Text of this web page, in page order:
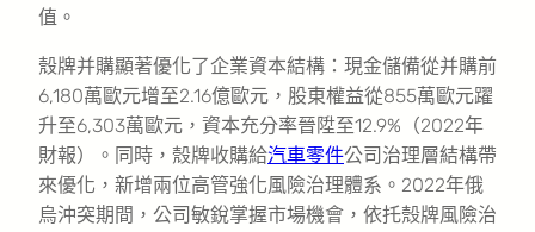
值。
殼牌并購顯著優化了企業資本結構：現金儲備從并購前
6,180萬歐元增至2.16億歐元，股東權益從855萬歐元躍
升至6,303萬歐元，資本充分率晉陞至12.9%（2022年
財報）。同時，殼牌收購給汽車零件公司治理層結構帶
來優化，新增兩位高管強化風險治理體系。2022年俄
烏沖突期間，公司敏銳掌握市場機會，依托殼牌風險治